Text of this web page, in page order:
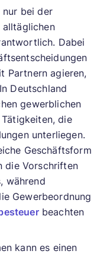
nur bei der
alltäglichen
Dabei
Partnern agieren,
Deutschland
gewerblichen
die
unterliegen.
Geschäftsform
die Vorschriften
während
Gewerbeordnung
beachten
kann es einen